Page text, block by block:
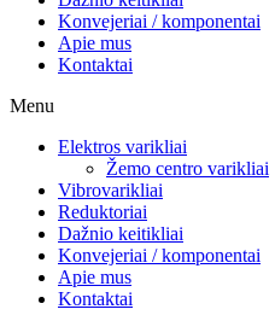
Konvejeriai / komponentai
Apie mus
Kontaktai
Menu
Elektros varikliai
Žemo centro varikliai
Vibrovarikliai
Reduktoriai
Dažnio keitikliai
Konvejeriai / komponentai
Apie mus
Kontaktai